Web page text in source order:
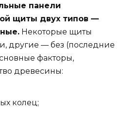
панели
щиты двух типов —
Некоторые щиты
другие — без (последние
факторы,
древесины:
колец;